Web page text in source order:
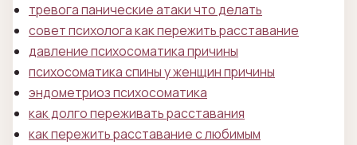
тревога панические атаки что делать
совет психолога как пережить расставание
давление психосоматика причины
психосоматика спины у женщин причины
эндометриоз психосоматика
как долго переживать расставания
как пережить расставание с любимым